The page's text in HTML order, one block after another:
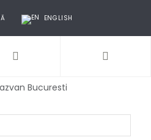
ENGLISH